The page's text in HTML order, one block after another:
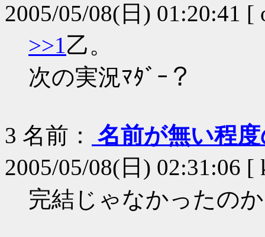
2005/05/08(日) 01:20:41
>>1乙。
次の実況ﾏﾀﾞｰ？
3 名前：
名前が無い程
2005/05/08(日) 02:31:06 [
完結じゃなかったの